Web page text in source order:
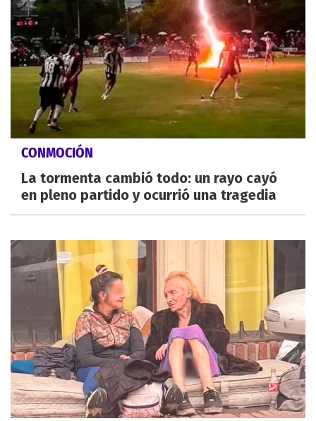
CONMOCIÓN
La tormenta cambió todo: un rayo cayó
en pleno partido y ocurrió una tragedia